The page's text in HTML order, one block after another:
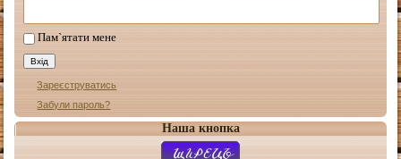
Пам`ятати мене
Зареєструватись
Забули пароль?
Наша кнопка